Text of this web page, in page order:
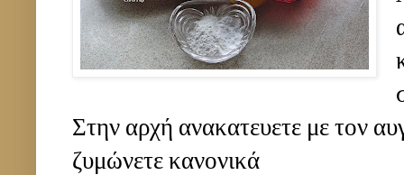
Στην αρχή ανακατευετε με τον
ζυμώνετε κανονικά